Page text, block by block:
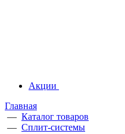
Акции
Главная
— Каталог товаров
— Сплит-системы